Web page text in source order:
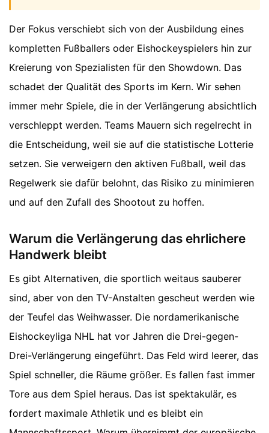
Der Fokus verschiebt sich von der Ausbildung eines
kompletten Fußballers oder Eishockeyspielers hin zur
Kreierung von Spezialisten für den Showdown. Das
schadet der Qualität des Sports im Kern. Wir sehen
immer mehr Spiele, die in der Verlängerung absichtlich
verschleppt werden. Teams Mauern sich regelrecht in
die Entscheidung, weil sie auf die statistische Lotterie
setzen. Sie verweigern den aktiven Fußball, weil das
Regelwerk sie dafür belohnt, das Risiko zu minimieren
und auf den Zufall des Shootout zu hoffen.
Warum die Verlängerung das ehrlichere
Handwerk bleibt
Es gibt Alternativen, die sportlich weitaus sauberer
sind, aber von den TV-Anstalten gescheut werden wie
der Teufel das Weihwasser. Die nordamerikanische
Eishockeyliga NHL hat vor Jahren die Drei-gegen-
Drei-Verlängerung eingeführt. Das Feld wird leerer, das
Spiel schneller, die Räume größer. Es fallen fast immer
Tore aus dem Spiel heraus. Das ist spektakulär, es
fordert maximale Athletik und es bleibt ein